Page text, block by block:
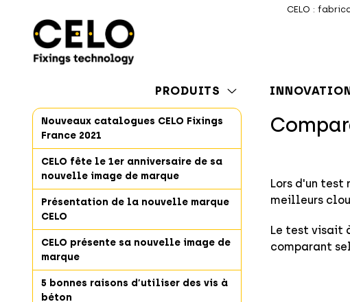
CELO :
PRODUITS
Nouveaux catalogues CELO Fixings
France 2021
CELO fête le 1er anniversaire de sa
nouvelle image de marque
Présentation de la nouvelle marque
CELO
CELO présente sa nouvelle image de
marque
5 bonnes raisons d’utiliser des vis à
béton
Lors d'un
meilleurs
Le test visait
comparant